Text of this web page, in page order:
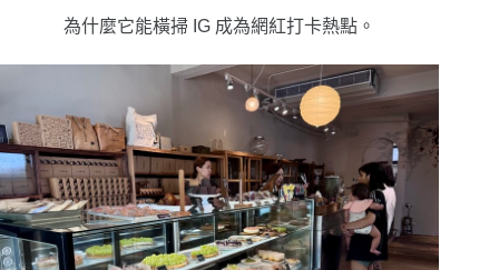
為什麼它能橫掃 IG 成為網紅打卡熱點。